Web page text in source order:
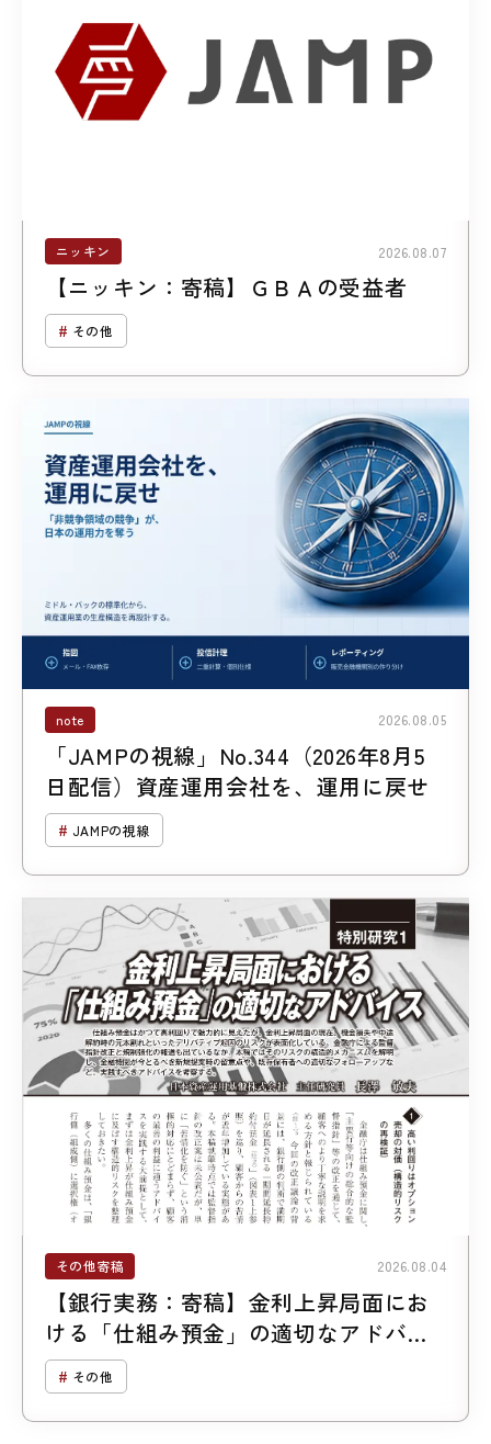
ニッキン 2026.08.07
【ニッキン：寄稿】ＧＢＡの受益者
その他
note 2026.08.05
「JAMPの視線」No.344（2026年8月5
日配信）資産運用会社を、運用に戻せ
JAMPの視線
その他寄稿 2026.08.04
【銀行実務：寄稿】金利上昇局面にお
ける「仕組み預金」の適切なアドバイ
ス その他